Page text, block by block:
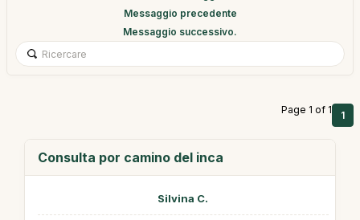
Messaggio precedente
Messaggio successivo.
Page 1 of 1 1
Consulta por camino del inca
Silvina C.